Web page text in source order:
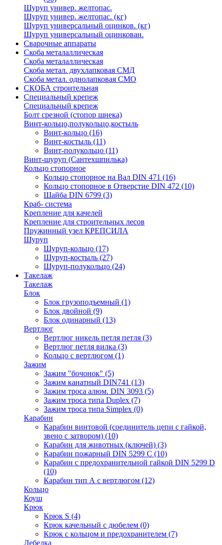
Шуруп универ. желтопас.
Шуруп универ. желтопас. (кг)
Шуруп универсальный оцинков. (кг)
Шуруп универсальный оцинкован.
Сварочные аппараты
Скоба металаллическая
Скоба металаллическая
Скоба метал. двухлапковая СМД
Скоба метал. однолапковая СМО
СКОБА строительная
Специальный крепеж
Специальный крепеж
Болт срезной (стопор шнека)
Винт-кольцо,полукольцо,костыль
Винт-кольцо (16)
Винт-костыль (11)
Винт-полукольцо (11)
Винт-шуруп (Сантехшпилька)
Кольцо стопорное
Кольцо cтопорное на Вал DIN 471 (16)
Кольцо стопорное в Отверстие DIN 472 (10)
Шайба DIN 6799 (3)
Краб- система
Крепление для качелей
Крепление для строительных лесов
Пружинный узел КРЕПСИЛА
Шуруп
Шуруп-кольцо (17)
Шуруп-костыль (27)
Шуруп-полукольцо (24)
Такелаж
Такелаж
Блок
Блок грузоподъемный (1)
Блок двойной (9)
Блок одинарный (13)
Вертлюг
Вертлюг никель петля петля (3)
Вертлюг петля вилка (3)
Кольцо с вертлюгом (1)
Зажим
Зажим "бочонок" (5)
Зажим канатный DIN741 (13)
Зажим троса алюм. DIN 3093 (5)
Зажим троса типа Duplex (7)
Зажим троса типа Simplex (0)
Карабин
Карабин винтовой (соединитель цепи с гайкой,
звено с затвором) (10)
Карабин для животных (ключей) (3)
Карабин пожарный DIN 5299 C (10)
Карабин с предохранительной гайкой DIN 5299 D
(10)
Карабин тип А с вертлюгом (12)
Кольцо
Коуш
Крюк
Крюк S (4)
Крюк качельный с дюбелем (0)
Крюк с кольцом и предохранителем (7)
Лебедка